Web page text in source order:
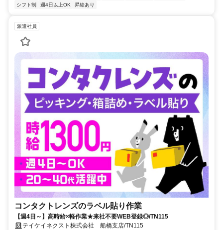
シフト制
週4日以上OK 昇給あり
派遣社員
コンタクトレンズのラベル貼り作業
【週4日～】高時給×軽作業★来社不要WEB登録◎/TN115
テイケイネクスト株式会社 船橋支店/TN115